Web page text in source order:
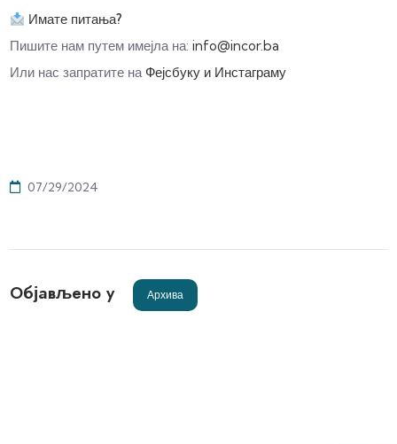
Имате питања?
Пишите нам путем имејла на:info@incor.ba
Или нас запратите на Фејсбуку и Инстаграму
07/29/2024
Објављено у Архива